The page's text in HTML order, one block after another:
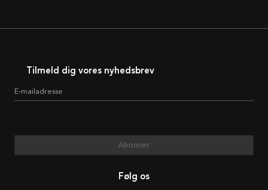
Tilmeld dig vores nyhedsbrev
E-mailadresse
Abonner
Følg os